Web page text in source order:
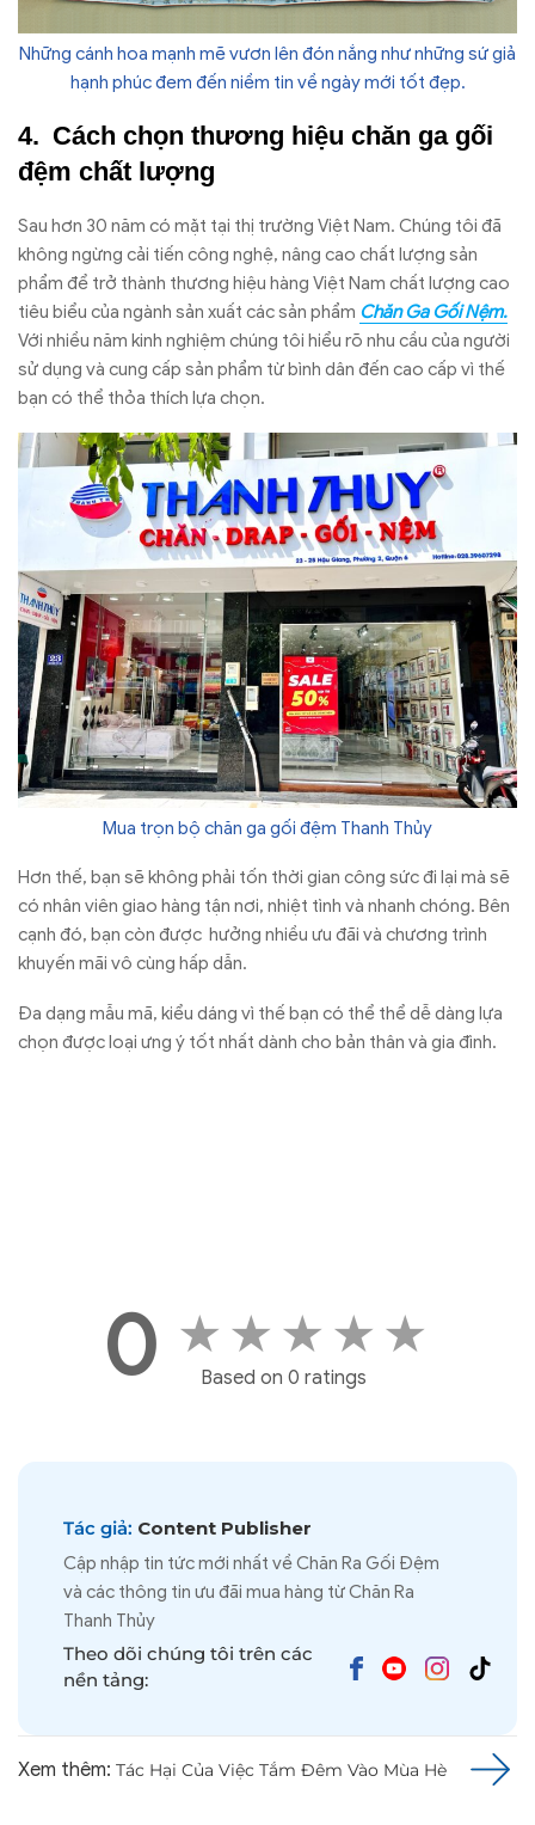
Những cánh hoa mạnh mẽ vươn lên đón nắng như những sứ giả
hạnh phúc đem đến niềm tin về ngày mới tốt đẹp.
Cách chọn thương hiệu chăn ga gối
đệm chất lượng
Sau hơn 30 năm có mặt tại thị trường Việt Nam. Chúng tôi đã
không ngừng cải tiến công nghệ, nâng cao chất lượng sản
phẩm để trở thành thương hiệu hàng Việt Nam chất lượng cao
tiêu biểu của ngành sản xuất các sản phẩm Chăn Ga Gối Nệm.
Với nhiều năm kinh nghiệm chúng tôi hiểu rõ nhu cầu của người
sử dụng và cung cấp sản phẩm từ bình dân đến cao cấp vì thế
bạn có thể thỏa thích lựa chọn.
Mua trọn bộ chăn ga gối đệm Thanh Thủy
Hơn thế, bạn sẽ không phải tốn thời gian công sức đi lại mà sẽ
có nhân viên giao hàng tận nơi, nhiệt tình và nhanh chóng. Bên
cạnh đó, bạn còn được hưởng nhiều ưu đãi và chương trình
khuyến mãi vô cùng hấp dẫn.
Đa dạng mẫu mã, kiểu dáng vì thế bạn có thể thể dễ dàng lựa
chọn được loại ưng ý tốt nhất dành cho bản thân và gia đình.
0 ★ ★ ★ ★ ★
Based on 0 ratings
Tác giả: Content Publisher
Cập nhập tin tức mới nhất về Chăn Ra Gối Đệm
và các thông tin ưu đãi mua hàng từ Chăn Ra
Thanh Thủy
Theo dõi chúng tôi trên các
nền tảng:
Xem thêm: Tác Hại Của Việc Tắm Đêm Vào Mùa Hè